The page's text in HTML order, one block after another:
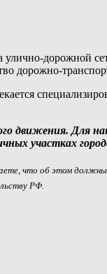
дорожной
дорожно-
Для
участках
что об этом
РФ.